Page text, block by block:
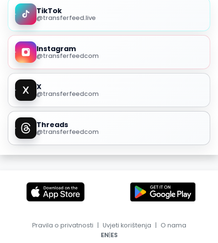
TikTok
@transferfeed.live
Instagram
@transferfeedcom
X
@transferfeedcom
Threads
@transferfeedcom
Pravila o privatnosti | Uvjeti korištenja | O nama
EN|ES